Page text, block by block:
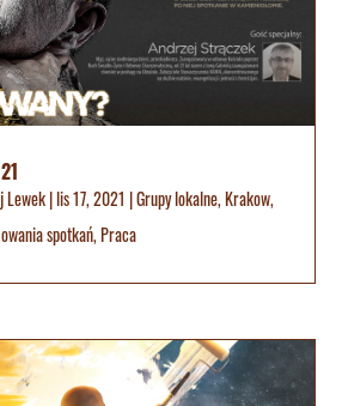
Lewek|lis 17, 2021 |Grupy lokalne,Krakow,
spotkań,Praca